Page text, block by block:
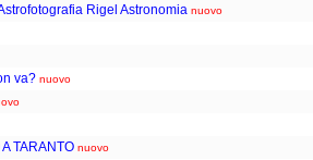
Rigel Astronomia nuovo
va? nuovo
TARANTO nuovo